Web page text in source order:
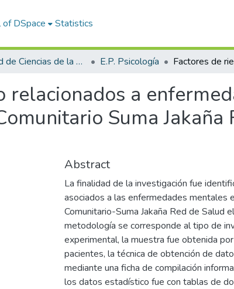
DSpace Statistics
Facultad de Ciencias de la Salud E.P. Psicología
relacionados a
Suma
Abstract
La finalidad de la investigación fue
asociados a las enfermedades mentales
Comunitario-Suma Jakaña Red de
metodología se corresponde al tipo de
experimental, la muestra fue obtenida
pacientes, la técnica de obtención de
mediante una ficha de compilación
los datos estadístico fue con tablas de